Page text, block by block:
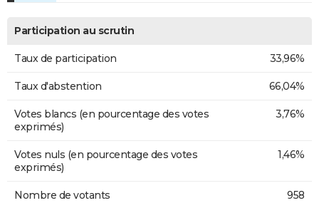
Participation au scrutin
Taux de participation 33,96%
Taux d'abstention 66,04%
Votes blancs (en pourcentage des votes
exprimés)
3,76%
Votes nuls (en pourcentage des votes
exprimés)
1,46%
Nombre de votants 958